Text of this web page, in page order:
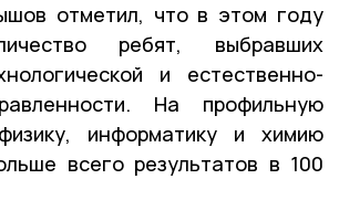
отметил, что в этом году
ребят, выбравших
и естественно-
На профильную
информатику и химию
всего результатов в 100